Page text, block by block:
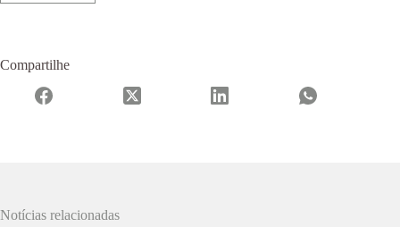
Compartilhe
Notícias relacionadas